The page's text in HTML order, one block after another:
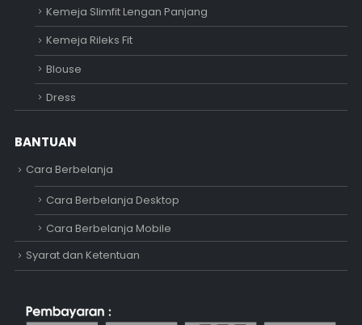
Kemeja Slimfit Lengan Panjang
Kemeja Rileks Fit
Blouse
Dress
BANTUAN
Cara Berbelanja
Cara Berbelanja Desktop
Cara Berbelanja Mobile
Syarat dan Ketentuan